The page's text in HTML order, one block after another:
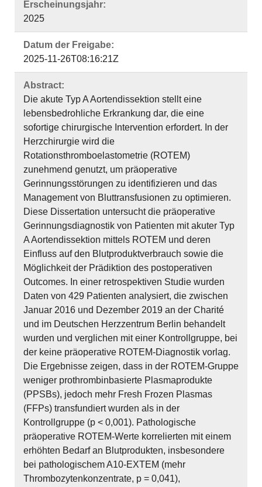
Erscheinungsjahr:
2025
Datum der Freigabe:
2025-11-26T08:16:21Z
Abstract:
Die akute Typ A Aortendissektion stellt eine
lebensbedrohliche Erkrankung dar, die eine
sofortige chirurgische Intervention erfordert. In der
Herzchirurgie wird die
Rotationsthromboelastometrie (ROTEM)
zunehmend genutzt, um präoperative
Gerinnungsstörungen zu identifizieren und das
Management von Bluttransfusionen zu optimieren.
Diese Dissertation untersucht die präoperative
Gerinnungsdiagnostik von Patienten mit akuter Typ
A Aortendissektion mittels ROTEM und deren
Einfluss auf den Blutproduktverbrauch sowie die
Möglichkeit der Prädiktion des postoperativen
Outcomes. In einer retrospektiven Studie wurden
Daten von 429 Patienten analysiert, die zwischen
Januar 2016 und Dezember 2019 an der Charité
und im Deutschen Herzzentrum Berlin behandelt
wurden und verglichen mit einer Kontrollgruppe, bei
der keine präoperative ROTEM-Diagnostik vorlag.
Die Ergebnisse zeigen, dass in der ROTEM-Gruppe
weniger prothrombinbasierte Plasmaprodukte
(PPSBs), jedoch mehr Fresh Frozen Plasmas
(FFPs) transfundiert wurden als in der
Kontrollgruppe (p < 0,001). Pathologische
präoperative ROTEM-Werte korrelierten mit einem
erhöhten Bedarf an Blutprodukten, insbesondere
bei pathologischem A10-EXTEM (mehr
Thrombozytenkonzentrate, p = 0,041),